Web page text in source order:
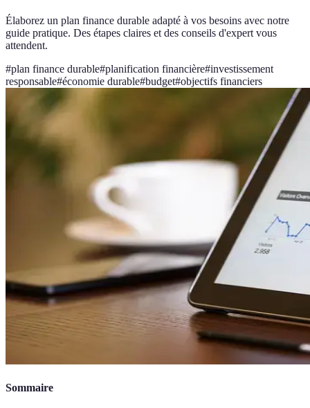
Élaborez un plan finance durable adapté à vos besoins avec notre
guide pratique. Des étapes claires et des conseils d'expert vous
attendent.
#plan finance durable#planification financière#investissement
responsable#économie durable#budget#objectifs financiers
Sommaire